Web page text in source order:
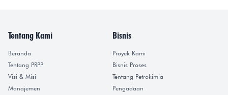
Tentang Kami
Beranda
Tentang PRPP
Visi & Misi
Manajemen
Bisnis
Proyek Kami
Bisnis Proses
Tentang Petrokimia
Pengadaan